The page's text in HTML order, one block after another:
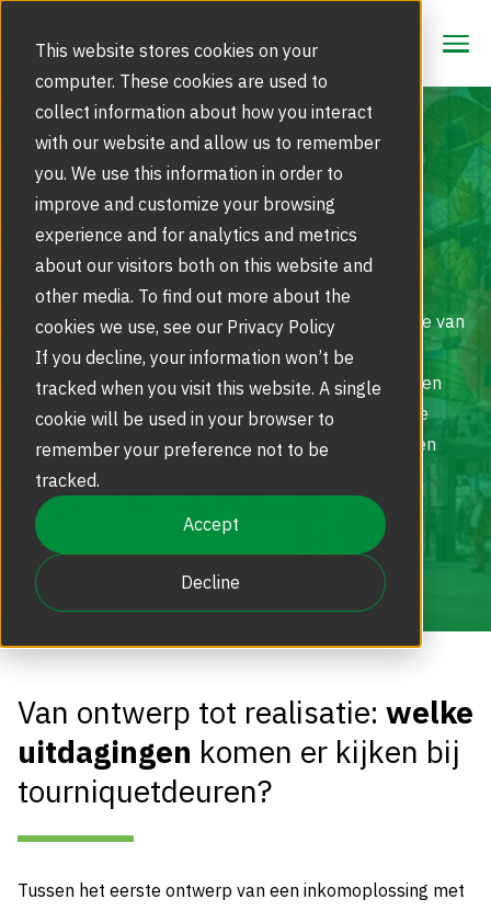
This website stores cookies on your
computer. These cookies are used to
collect information about how you interact
with our website and allow us to remember
you. We use this information in order to
improve and customize your browsing
experience and for analytics and metrics
about our visitors both on this website and
other media. To find out more about the
cookies we use, see our Privacy Policy
If you decline, your information won’t be
tracked when you visit this website. A single
cookie will be used in your browser to
remember your preference not to be
tracked.
Accept
Decline
CONTACT
CONTACT
Oplossingen
Beveiligingsoplossingen
Gezichtsherkenning
Marktsegmenten
The Power of Two
Touchless toegangsoplossingen
Producten
Draaideuren | Tourniquetdeuren
High Security Draaideuren | Sluizen
Schuifdeuren | Deuropeners
Doorloopsluizen | Doorloopstraten
Service
Meld storing of glasbreuk
Glasservice bij glasschade
Verplicht onderhoud EN 16005 norm
Inspiratie
Inspiratie | Referentieprojecten
Blog NL
Kennisdocumenten FR
Over ons
Ons Verhaal
Boon Edam Group
De Boon Edam Experience
Aan welke eisenmoet
een ingang voldoen?
Op allerlei gebieden worden eisen gesteld aan een
ingang.De eisen zijn sterk afhankelijk van de functie van
het gebouw en de ingang, en van de wensen van de
gebouweigenaar of architect. In dit document worden
daarom de verschillende functionele en esthetische
eisen besproken, samen met mogelijke richtlijnen en
normen.
Van ontwerp tot realisatie: welke
uitdagingen komen er kijken bij
tourniquetdeuren?
Tussen het eerste ontwerp van een inkomoplossing met